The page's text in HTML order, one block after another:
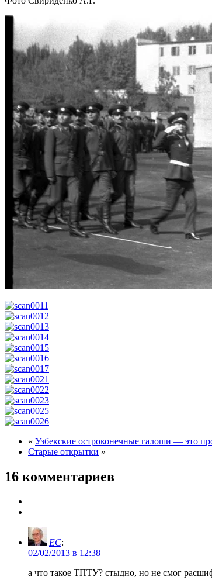
« Узбекские остроконечные галоши — это
Старые открытки »
16 комментариев
EC:
02/02/2013 в 12:38
а что такое ТПТУ? стыдно, но не смог